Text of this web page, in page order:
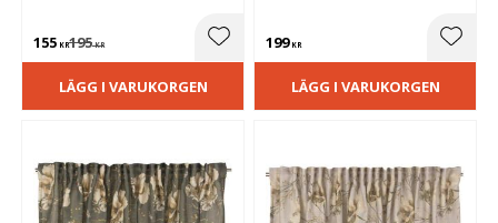
inbjudande känsla.
155 KR195KR Lägg till i favoriter
LÄGG I VARUKORGEN
rum som kök eller sovrum.
199KR
LÄGG I VARUKORGEN